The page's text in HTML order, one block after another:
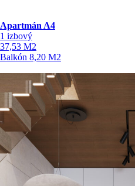
Apartmán A4
1 izbový
37,53 M2
Balkón 8,20 M2